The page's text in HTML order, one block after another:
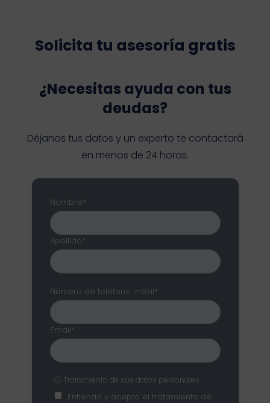
Solicita tu asesoría gratis
¿Necesitas ayuda con tus
deudas?
Déjanos tus datos y un experto te contactará
en menos de 24 horas.
Nombre*
Apellido*
Número de teléfono móvil*
Email*
ⓘ Tratamiento de sus datos personales
Entiendo y acepto el tratamiento de